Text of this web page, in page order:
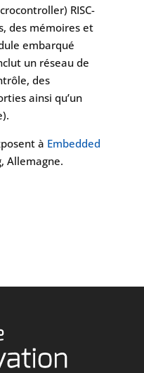
RISC-
des mémoires et
embarqué
un réseau de
des
ainsi qu’un
à Embedded
Allemagne.